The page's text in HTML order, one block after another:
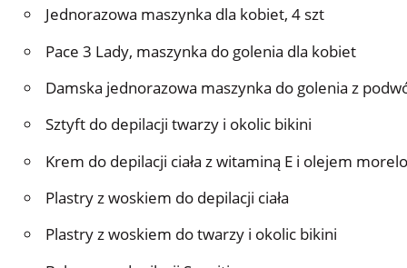
Jednorazowa maszynka dla kobiet, 4 szt
Pace 3 Lady, maszynka do golenia dla kobiet
Damska jednorazowa maszynka do golenia z
Sztyft do depilacji twarzy i okolic bikini
Krem do depilacji ciała z witaminą E i olejem
Plastry z woskiem do depilacji ciała
Plastry z woskiem do twarzy i okolic bikini